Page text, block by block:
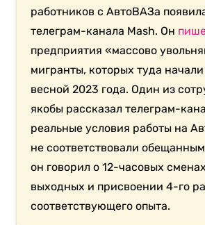
работников с АвтоВАЗа
телеграм-канала Mash. Он
предприятия «массово
мигранты, которых туда начали
весной 2023 года. Один из
якобы рассказал телеграм-
реальные условия работы на
не соответствовали
он говорил о 12-часовых
выходных и присвоении 4-го
соответствующего опыта.